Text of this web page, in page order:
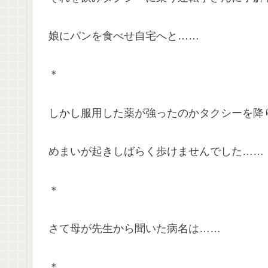
娘にパンを食べせ自宅へと……
＊
しかし服用した薬が強ったのかタクシーを降
めまいが起きしばらく歩けませんでした……
＊
さて母が先生から聞いた病名は……